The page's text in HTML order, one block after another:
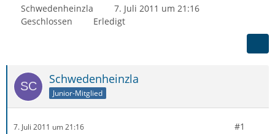
Schwedenheinzla
7. Juli 2011 um 21:16
Geschlossen
Erledigt
Schwedenheinzla
Junior-Mitglied
7. Juli 2011 um 21:16 #1